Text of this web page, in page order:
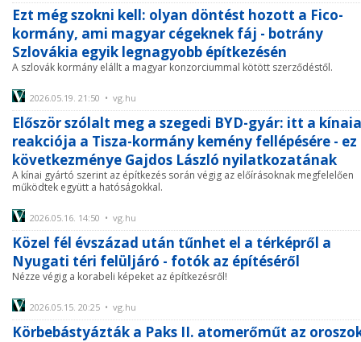
Ezt még szokni kell: olyan döntést hozott a Fico-
kormány, ami magyar cégeknek fáj - botrány
Szlovákia egyik legnagyobb építkezésén
A szlovák kormány elállt a magyar konzorciummal kötött szerződéstől.
2026.05.19. 21:50 • vg.hu
Először szólalt meg a szegedi BYD-gyár: itt a
reakciója a Tisza-kormány kemény fellépésére - ez
következménye Gajdos László nyilatkozatának
A kínai gyártó szerint az építkezés során végig az előírásoknak megfelelően
működtek együtt a hatóságokkal.
2026.05.16. 14:50 • vg.hu
Közel fél évszázad után tűnhet el a térképről a
Nyugati téri felüljáró - fotók az építéséről
Nézze végig a korabeli képeket az építkezésről!
2026.05.15. 20:25 • vg.hu
Körbebástyázták a Paks II. atomerőműt az